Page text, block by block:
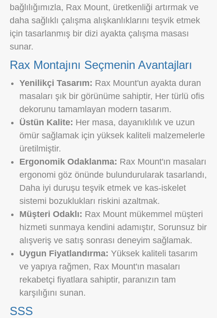
bağlılığımızla, Rax Mount, üretkenliği artırmak ve
daha sağlıklı çalışma alışkanlıklarını teşvik etmek
için tasarlanmış bir dizi ayakta çalışma masası
sunar.
Rax Montajını Seçmenin Avantajları
Yenilikçi Tasarım: Rax Mount'un ayakta duran
masaları şık bir görünüme sahiptir, Her türlü ofis
dekorunu tamamlayan modern tasarım.
Üstün Kalite: Her masa, dayanıklılık ve uzun
ömür sağlamak için yüksek kaliteli malzemelerle
üretilmiştir.
Ergonomik Odaklanma: Rax Mount'ın masaları
ergonomi göz önünde bulundurularak tasarlandı,
Daha iyi duruşu teşvik etmek ve kas-iskelet
sistemi bozuklukları riskini azaltmak.
Müşteri Odaklı: Rax Mount mükemmel müşteri
hizmeti sunmaya kendini adamıştır, Sorunsuz bir
alışveriş ve satış sonrası deneyim sağlamak.
Uygun Fiyatlandırma: Yüksek kaliteli tasarım
ve yapıya rağmen, Rax Mount'ın masaları
rekabetçi fiyatlara sahiptir, paranızın tam
karşılığını sunan.
SSS